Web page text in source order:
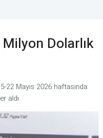
Milyon Dolarlık
22 Mayıs 2026 haftasında
aldı.